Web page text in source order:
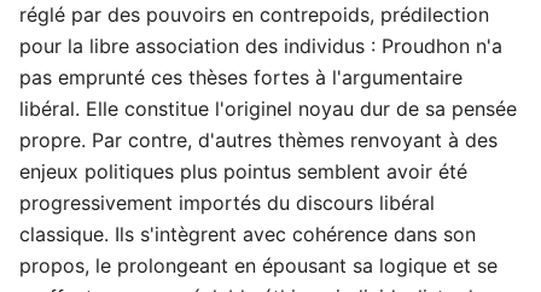
réglé par des pouvoirs en contrepoids, prédilection
pour la libre association des individus : Proudhon n'a
pas emprunté ces thèses fortes à l'argumentaire
libéral. Elle constitue l'originel noyau dur de sa pensée
propre. Par contre, d'autres thèmes renvoyant à des
enjeux politiques plus pointus semblent avoir été
progressivement importés du discours libéral
classique. Ils s'intègrent avec cohérence dans son
propos, le prolongeant en épousant sa logique et se